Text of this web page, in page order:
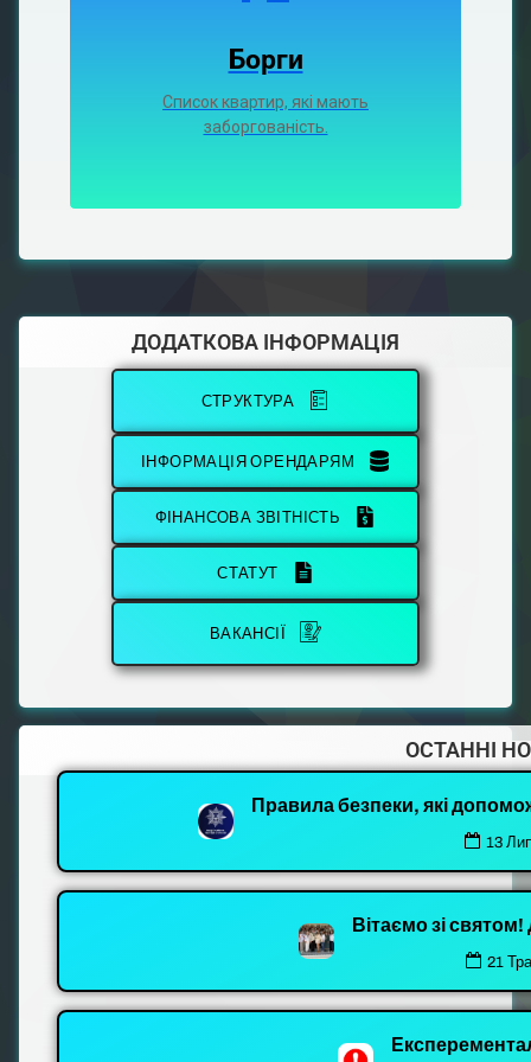
Борги
Список квартир, які мають
заборгованість.
ДОДАТКОВА ІНФОРМАЦІЯ
СТРУКТУРА
ІНФОРМАЦІЯ ОРЕНДАРЯМ
ФІНАНСОВА ЗВІТНІСТЬ
СТАТУТ
ВАКАНСІЇ
ОСТАННІ
Правила безпеки, які
13
Вітаємо зі
21